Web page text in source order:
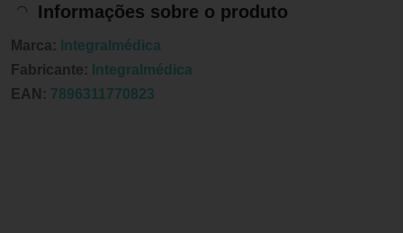
Informações sobre o produto
Marca:
Integralmédica
Fabricante:
Integralmédica
EAN: 7896311770823